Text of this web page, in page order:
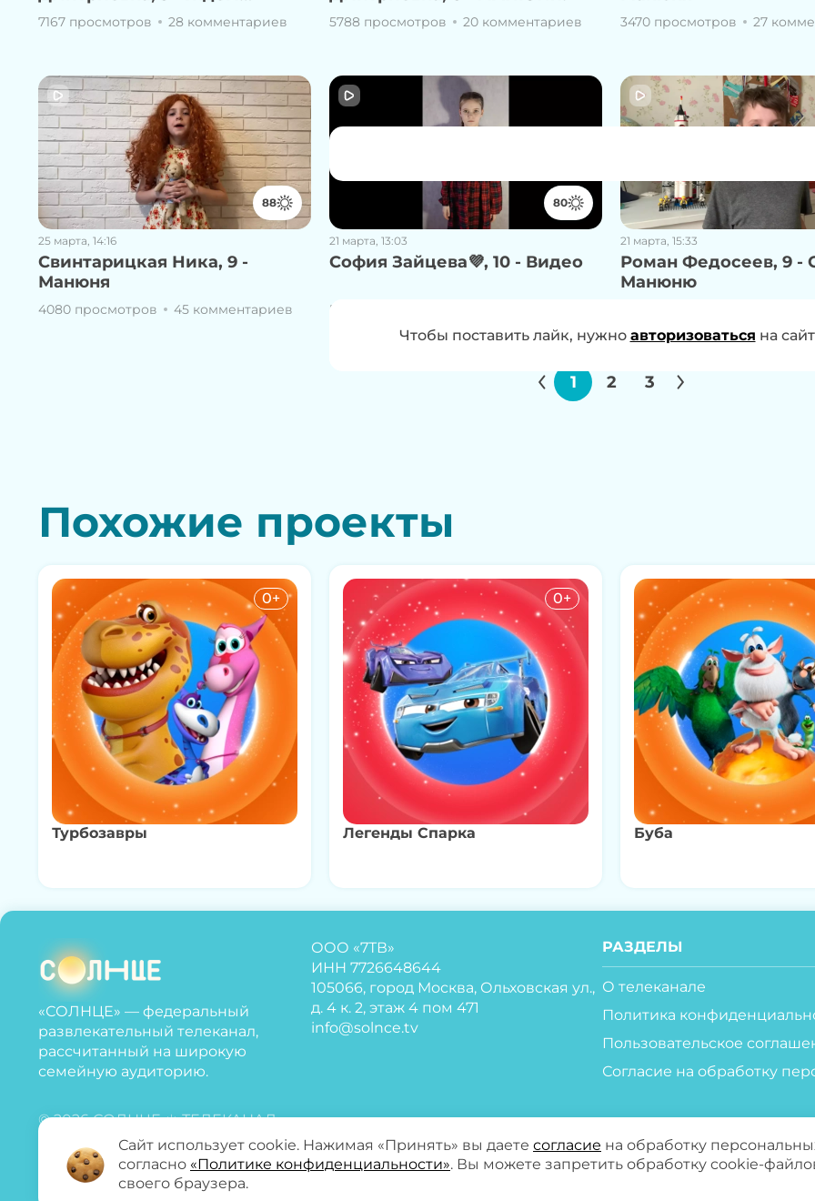
МАНЮНЮ!
7167 просмотров 28 комментариев 5788 просмотров 20 комментариев 3470 просмотров 27
88
25 марта, 14:16
Свинтарицкая Ника, 9 -
Манюня
4080 просмотров 45 комментариев
80
21 марта, 13:03
София Зайцева💜, 10 - Видео
5607 просмотров
21 марта, 15:33
Роман Федосеев, 9 -
Манюню
1 2 3
Чтобы проголосовать за работу, нужноавторизоватьсяна
Чтобы поставить лайк, нужно авторизоваться на
Похожие проекты
0+
Турбозавры
0+
Легенды Спарка Буба
«СОЛНЦЕ» — федеральный
развлекательный телеканал,
рассчитанный на широкую
семейную аудиторию.
© 2026 СОЛНЦЕ ☀️ ТЕЛЕКАНАЛ
ООО «7ТВ»
ИНН 7726648644
105066, город Москва, Ольховская ул.,
д. 4 к. 2, этаж 4 пом 471
info@solnce.tv
РАЗДЕЛЫ
О телеканале
Политика
Пользовательское
Согласие на обработку
Сайт использует cookie. Нажимая «Принять» вы даете согласие на обработку
согласно «Политике конфиденциальности». Вы можете запретить обработку cookie-
своего браузера.